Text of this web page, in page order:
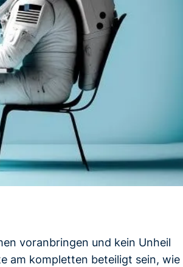
voranbringen und kein Unheil
am kompletten beteiligt sein, wie